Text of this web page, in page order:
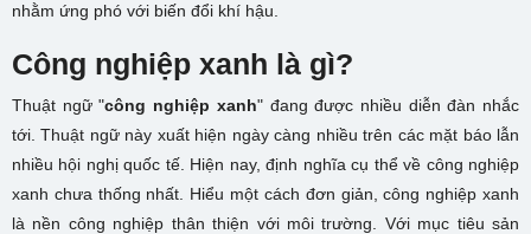
nhằm ứng phó với biến đổi khí hậu.
Công nghiệp xanh là gì?
Thuật ngữ "công nghiệp xanh" đang được nhiều diễn đàn nhắc
tới. Thuật ngữ này xuất hiện ngày càng nhiều trên các mặt báo lẫn
nhiều hội nghị quốc tế. Hiện nay, định nghĩa cụ thể về công nghiệp
xanh chưa thống nhất. Hiểu một cách đơn giản, công nghiệp xanh
là nền công nghiệp thân thiện với môi trường. Với mục tiêu sản